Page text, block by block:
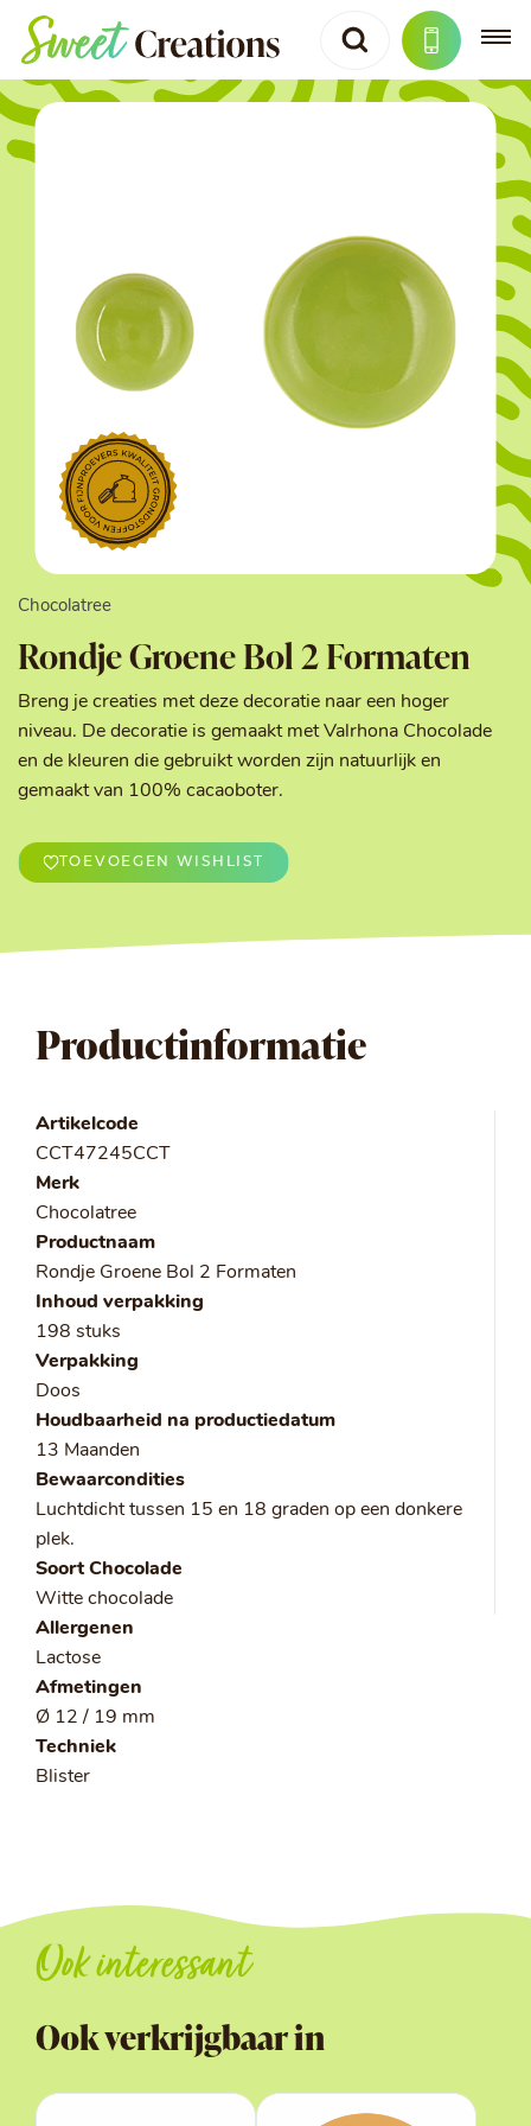
Chocolatree
Rondje Groene Bol 2 Formaten
Breng je creaties met deze decoratie naar een hoger
niveau. De decoratie is gemaakt met Valrhona Chocolade
en de kleuren die gebruikt worden zijn natuurlijk en
gemaakt van 100% cacaoboter.
TOEVOEGEN WISHLIST
Productinformatie
Artikelcode
CCT47245CCT
Merk
Chocolatree
Productnaam
Rondje Groene Bol 2 Formaten
Inhoud verpakking
198 stuks
Verpakking
Doos
Houdbaarheid na productiedatum
13 Maanden
Bewaarcondities
Luchtdicht tussen 15 en 18 graden op een donkere
plek.
Soort Chocolade
Witte chocolade
Allergenen
Lactose
Afmetingen
Ø 12 / 19 mm
Techniek
Blister
Ook interessant
Ook verkrijgbaar in